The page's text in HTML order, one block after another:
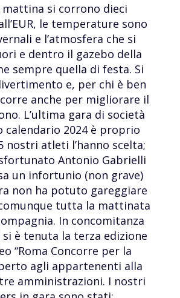
mattina si corrono dieci
le temperature sono
e l’atmosfera che si
e dentro il gazebo della
sempre quella di festa. Si
e, per chi è ben
anche per migliorare il
L’ultima gara di società
calendario 2024 è proprio
nostri atleti l’hanno scelta;
Antonio Gabrielli
un infortunio (non grave)
non ha potuto gareggiare
tutta la mattinata
In concomitanza
si è tenuta la terza edizione
“Roma Concorre per la
agli appartenenti alla
amministrazioni. I nostri